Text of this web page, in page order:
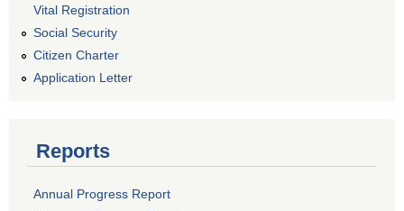
Vital Registration
Social Security
Citizen Charter
Application Letter
Reports
Annual Progress Report